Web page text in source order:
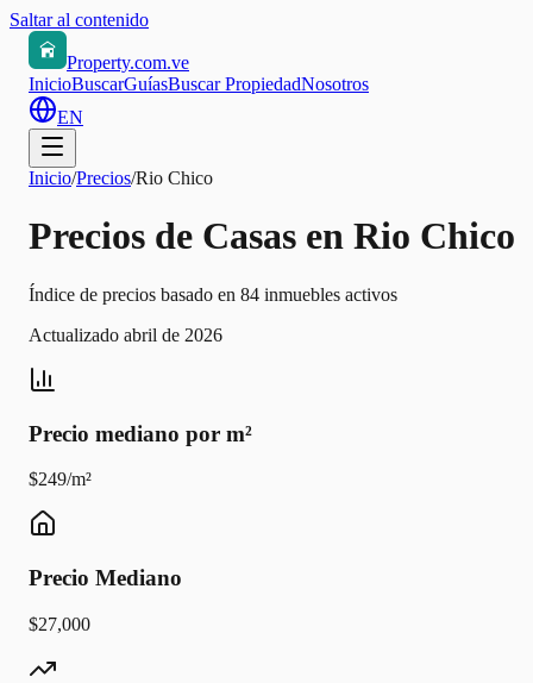
Saltar al contenido
Property.com.ve
InicioBuscarGuíasBuscar PropiedadNosotros
EN
Inicio/Precios/Rio Chico
Precios de Casas en Rio Chico
Índice de precios basado en 84 inmuebles activos
Actualizado abril de 2026
Precio mediano por m²
$249/m²
Precio Mediano
$27,000